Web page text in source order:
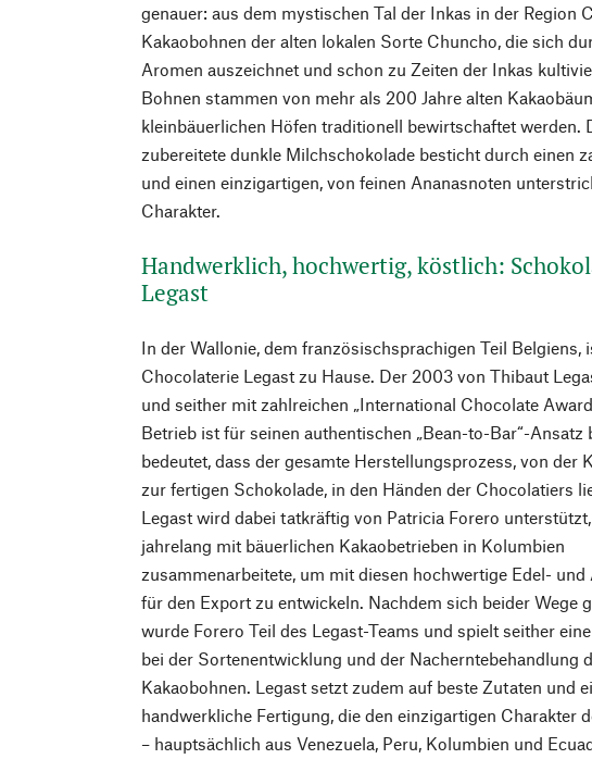
genauer: aus dem mystischen Tal der Inkas in der Region
Kakaobohnen der alten lokalen Sorte Chuncho, die sich
Aromen auszeichnet und schon zu Zeiten der Inkas
Bohnen stammen von mehr als 200 Jahre alten
kleinbäuerlichen Höfen traditionell bewirtschaftet werden.
zubereitete dunkle Milchschokolade besticht durch einen
und einen einzigartigen, von feinen Ananasnoten
Charakter.
Handwerklich, hochwertig, köstlich:
Legast
In der Wallonie, dem französischsprachigen Teil Belgiens,
Chocolaterie Legast zu Hause. Der 2003 von Thibaut
und seither mit zahlreichen „International Chocolate
Betrieb ist für seinen authentischen „Bean-to-Bar“-Ansatz
bedeutet, dass der gesamte Herstellungsprozess, von der
zur fertigen Schokolade, in den Händen der Chocolatiers
Legast wird dabei tatkräftig von Patricia Forero
jahrelang mit bäuerlichen Kakaobetrieben in Kolumbien
zusammenarbeitete, um mit diesen hochwertige Edel- und
für den Export zu entwickeln. Nachdem sich beider Wege
wurde Forero Teil des Legast-Teams und spielt seither
bei der Sortenentwicklung und der Nacherntebehandlung
Kakaobohnen. Legast setzt zudem auf beste Zutaten und
handwerkliche Fertigung, die den einzigartigen Charakter
– hauptsächlich aus Venezuela, Peru, Kolumbien und